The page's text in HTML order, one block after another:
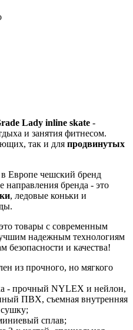
Lady inline skate -
и занятия фитнесом.
так и для продвинутых
Европе чешский бренд
бренда - это
, ледовые коньки и
товары с современным
надежным технологиям
безопасности и качества!
из прочного, но мягкого
- прочный NYLEX и нейлон,
ПВХ, съемная внутренняя
сушку;
сплав;